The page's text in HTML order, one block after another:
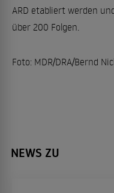
ARD etabliert werden
über 200 Folgen.
Foto: MDR/DRA/Bernd
NEWS ZU